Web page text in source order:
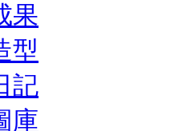
果
型
記
庫